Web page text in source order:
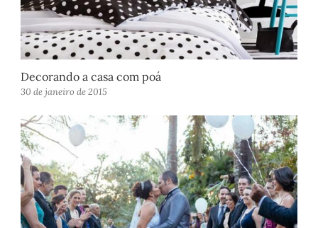
Decorando a casa com poá
30 de janeiro de 2015